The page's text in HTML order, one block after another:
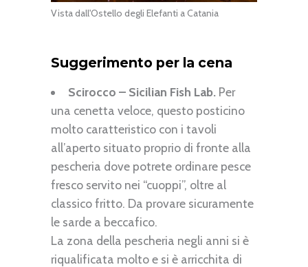
Vista dall'Ostello degli Elefanti a Catania
Suggerimento per la cena
Scirocco – Sicilian Fish Lab. Per
una cenetta veloce, questo posticino
molto caratteristico con i tavoli
all’aperto situato proprio di fronte alla
pescheria dove potrete ordinare pesce
fresco servito nei “cuoppi”, oltre al
classico fritto. Da provare sicuramente
le sarde a beccafico.
La zona della pescheria negli anni si è
riqualificata molto e si è arricchita di